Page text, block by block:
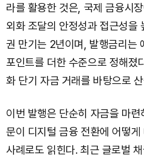
라를 활용한 것은, 국제 금융시
외화 조달의 안정성과 접근성을
권 만기는 2년이며, 발행금리는
포인트를 더한 수준으로 정해졌
화 단기 자금 거래를 바탕으로
이번 발행은 단순히 자금을 마
문이 디지털 금융 전환에 어떻
사례로도 읽힌다. 최근 글로벌